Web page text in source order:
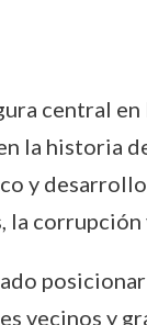
central
la historia
y
posicionar
vecinos y